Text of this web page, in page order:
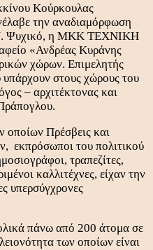
Κούρκουλας
την αναδιαμόρφωση
Ψυχικό, η ΜΚΚ ΤΕΧΝΙΚΗ
«Ανδρέας Κυράνης
χώρων. Επιμελητής
στους χώρους του
– αρχιτέκτονας και
οποίων Πρέσβεις και
εκπρόσωποι του πολιτικού
τραπεζίτες,
καλλιτέχνες, είχαν την
υπερσύγχρονες
πάνω από 200 άτομα σε
των οποίων είναι